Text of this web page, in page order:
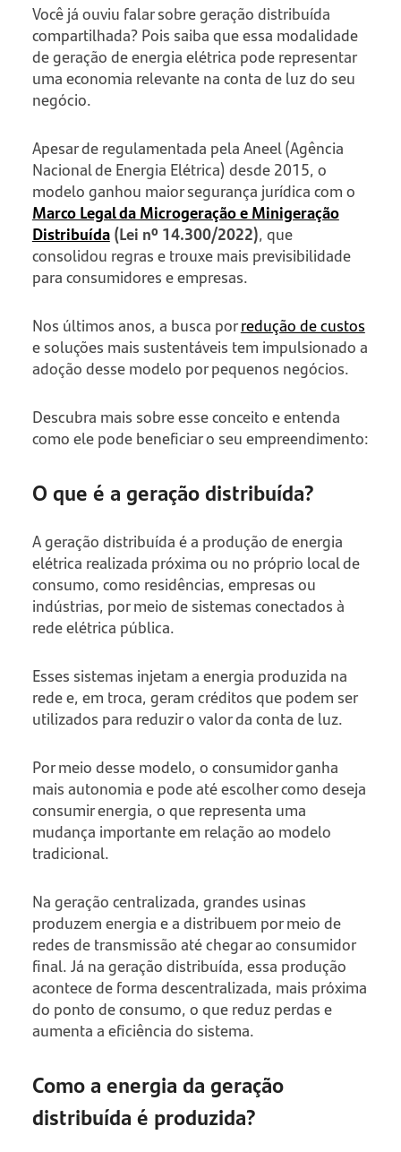
Você já ouviu falar sobre geração distribuída
compartilhada? Pois saiba que essa modalidade
de geração de energia elétrica pode representar
uma economia relevante na conta de luz do seu
negócio.
Apesar de regulamentada pela Aneel (Agência
Nacional de Energia Elétrica) desde 2015, o
modelo ganhou maior segurança jurídica com o
Marco Legal da Microgeração e Minigeração
Distribuída(Lei nº 14.300/2022), que
consolidou regras e trouxe mais previsibilidade
para consumidores e empresas.
Nos últimos anos, a busca porredução de custos
e soluções mais sustentáveis tem impulsionado a
adoção desse modelo por pequenos negócios.
Descubra mais sobre esse conceito e entenda
como ele pode beneficiar o seu empreendimento:
O que é a geração distribuída?
A geração distribuída é a produção de energia
elétrica realizada próxima ou no próprio local de
consumo, como residências, empresas ou
indústrias, por meio de sistemas conectados à
rede elétrica pública.
Esses sistemas injetam a energia produzida na
rede e, em troca, geram créditos que podem ser
utilizados para reduzir o valor da conta de luz.
Por meio desse modelo, o consumidor ganha
mais autonomia e pode até escolher como deseja
consumir energia, o que representa uma
mudança importante em relação ao modelo
tradicional.
Na geração centralizada, grandes usinas
produzem energia e a distribuem por meio de
redes de transmissão até chegar ao consumidor
final. Já na geração distribuída, essa produção
acontece de forma descentralizada, mais próxima
do ponto de consumo, o que reduz perdas e
aumenta a eficiência do sistema.
Como a energia da geração
distribuída é produzida?